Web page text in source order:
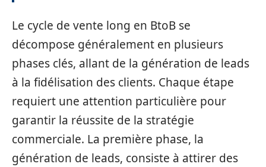
Le cycle de vente long en BtoB se
décompose généralement en plusieurs
phases clés, allant de la génération de leads
à la fidélisation des clients. Chaque étape
requiert une attention particulière pour
garantir la réussite de la stratégie
commerciale. La première phase, la
génération de leads, consiste à attirer des